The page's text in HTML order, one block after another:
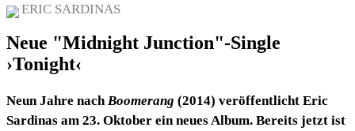
ERIC SARDINAS
Neue "Midnight Junction"-Single
›Tonight‹
Neun Jahre nachBoomerang (2014) veröffentlicht Eric
Sardinas am 23. Oktober ein neues Album. Bereits jetzt ist